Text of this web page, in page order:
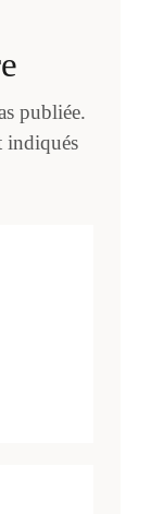
publiée.
indiqués